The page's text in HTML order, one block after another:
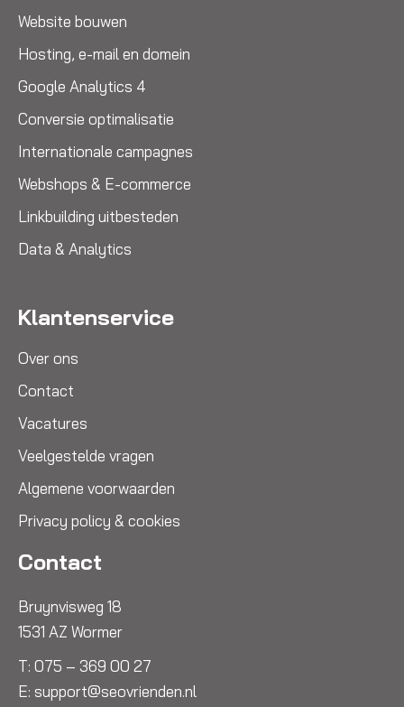
Website bouwen
Hosting, e-mail en domein
Google Analytics 4
Conversie optimalisatie
Internationale campagnes
Webshops & E-commerce
Linkbuilding uitbesteden
Data & Analytics
Klantenservice
Over ons
Contact
Vacatures
Veelgestelde vragen
Algemene voorwaarden
Privacy policy & cookies
Contact
Bruynvisweg 18
1531 AZ Wormer
T: 075 – 369 00 27
E: support@seovrienden.nl